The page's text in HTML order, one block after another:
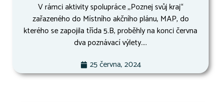
V rámci aktivity spolupráce ,,Poznej svůj kraj“
zařazeného do Místního akčního plánu, MAP, do
kterého se zapojila třída 5.B, proběhly na konci června
dva poznávací výlety....
25 června, 2024